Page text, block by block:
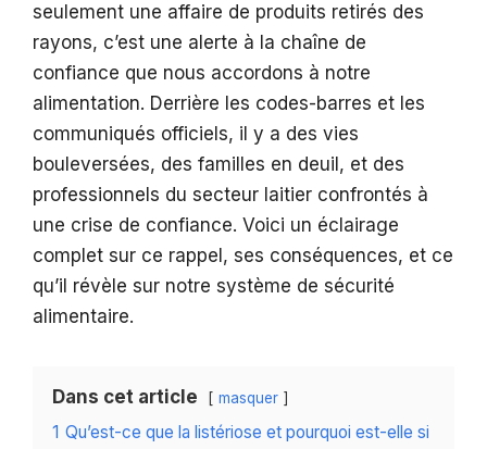
seulement une affaire de produits retirés des
rayons, c’est une alerte à la chaîne de
confiance que nous accordons à notre
alimentation. Derrière les codes-barres et les
communiqués officiels, il y a des vies
bouleversées, des familles en deuil, et des
professionnels du secteur laitier confrontés à
une crise de confiance. Voici un éclairage
complet sur ce rappel, ses conséquences, et ce
qu’il révèle sur notre système de sécurité
alimentaire.
Dans cet article masquer
1 Qu’est-ce que la listériose et pourquoi est-elle si